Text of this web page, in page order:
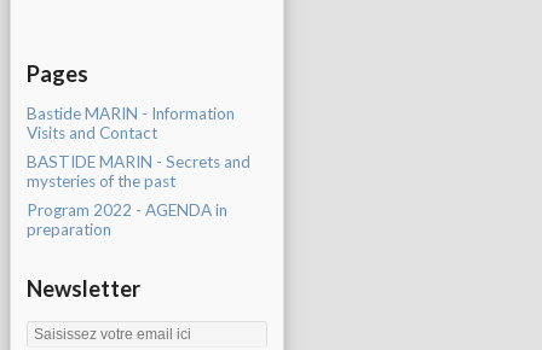
Pages
Bastide MARIN - Information
Visits and Contact
BASTIDE MARIN - Secrets and
mysteries of the past
Program 2022 - AGENDA in
preparation
Newsletter